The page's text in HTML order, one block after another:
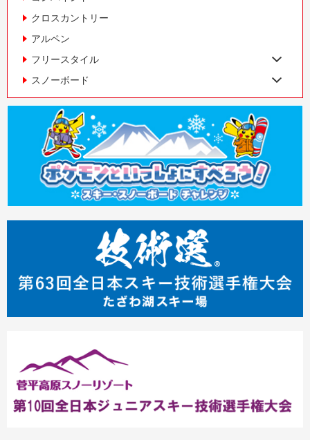
クロスカントリー
アルペン
フリースタイル
スノーボード